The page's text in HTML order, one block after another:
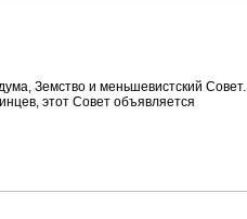
Земство и меньшевистский Совет.
этот Совет объявляется